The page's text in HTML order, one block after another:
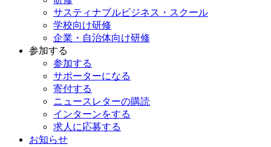
サスティナブルビジネス・スクール
学校向け研修
企業・自治体向け研修
参加する
参加する
サポーターになる
寄付する
ニュースレターの購読
インターンをする
求人に応募する
お知らせ